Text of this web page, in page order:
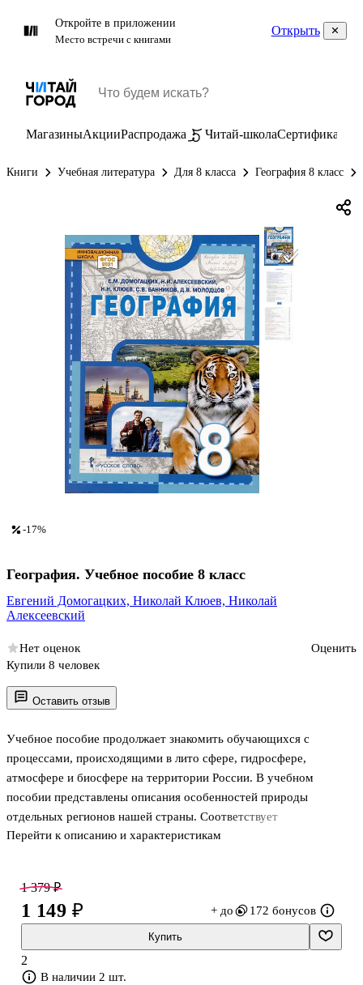
Откройте в приложении
Место встречи с книгами
Открыть
МагазиныАкцииРаспродажа Читай-школаСертификаты
Книги Учебная литература Для 8 класса География 8 класс
Оставить отзыв
Учебное пособие продолжает знакомить обучающихся с
процессами, происходящими в лито сфере, гидросфере,
атмосфере и биосфере на территории России. В учебном
пособии представлены описания особенностей природы
отдельных регионов нашей страны. Соответствует
Федеральному государственному образовательному стандарту
Перейти к описанию и характеристикам
-17%
География. Учебное пособие 8 класс
Евгений Домогацких, Николай Клюев, Николай
Алексеевский
Нет оценок
Оценить
Купили 8 человек
1 379 ₽
1 149 ₽ + до 172 бонусов
Купить
2
В наличии 2 шт.